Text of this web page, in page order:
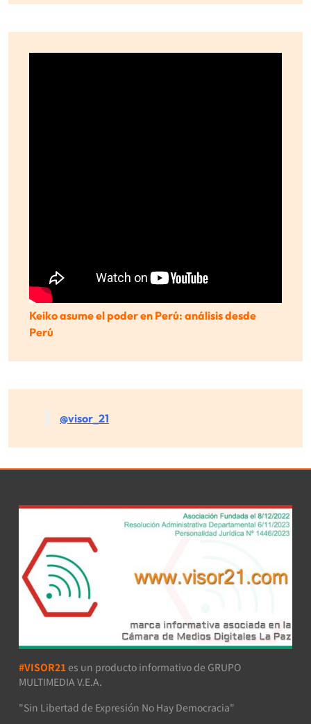
Keiko asume el poder en Perú: análisis desde
Perú
@visor_21
#VISOR21 es un producto informativo de GRUPO
MULTIMEDIA V.E.A.
"Sin Libertad de Expresión No Hay Democracia"